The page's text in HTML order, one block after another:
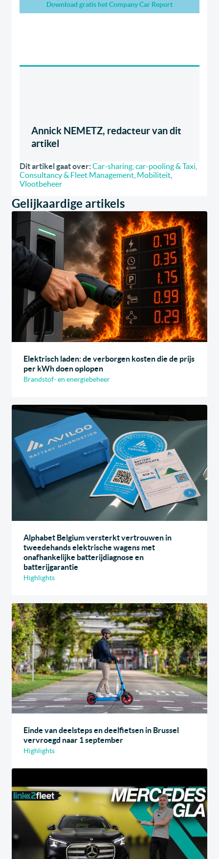
Download gratis het Company Car Report
Annick NEMETZ, redacteur van dit
artikel
Dit artikel gaat over:Car-sharing, car-pooling & Taxi
Consultancy & Fleet Management Mobiliteit
Vlootbeheer
Gelijkaardige artikels
Elektrisch laden: de verborgen kosten die de prijs
per kWh doen oplopen
Brandstof- en energiebeheer
Alphabet Belgium versterkt vertrouwen in
tweedehands elektrische wagens met
onafhankelijke batterijdiagnose en
batterijgarantie
Highlights
Einde van deelsteps en deelfietsen in Brussel
vervroegd naar 1 september
Highlights